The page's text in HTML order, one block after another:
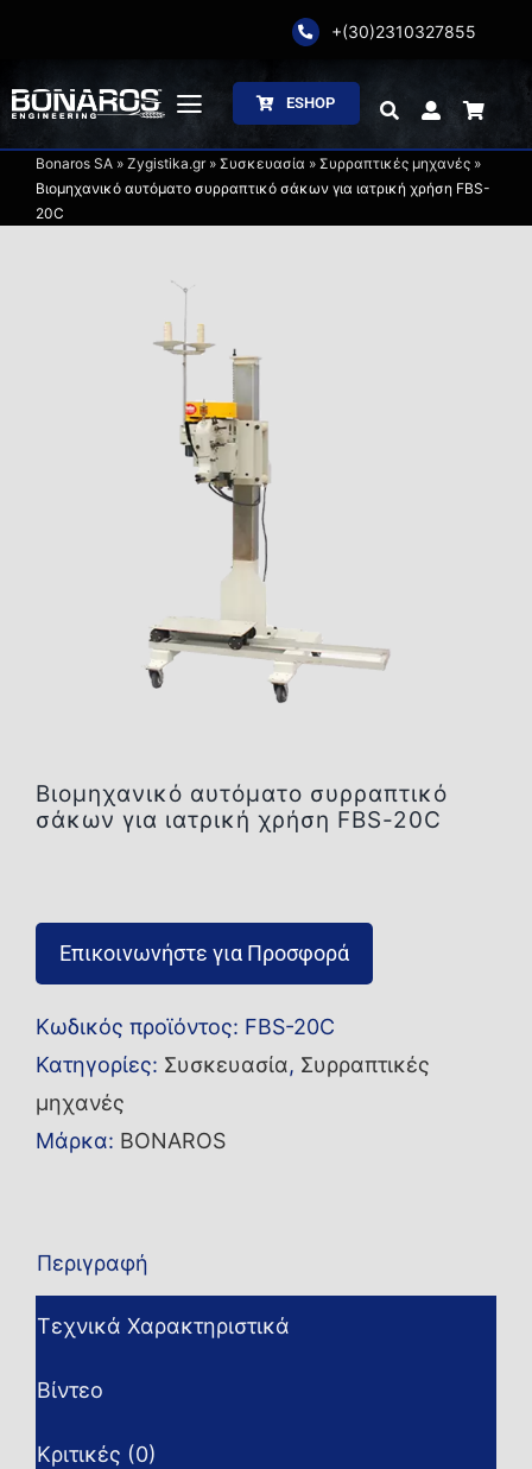
content
+(30)2310327855
Toggle
Navigation
Αρχική
ESHOP
Bonaros SA» Zygistika.gr» Συσκευασία » Συρραπτικές μηχανές»
Βιομηχανικό αυτόματο συρραπτικό σάκων για ιατρική χρήση FBS-
20C
Βιομηχανικό αυτόματο συρραπτικό
σάκων για ιατρική χρήση FBS-20C
Επικοινωνήστε για Προσφορά
Κωδικός προϊόντος: FBS-20C
Κατηγορίες: Συσκευασία, Συρραπτικές
μηχανές
Μάρκα: BONAROS
Περιγραφή
Τεχνικά Χαρακτηριστικά
Βίντεο
Κριτικές (0)